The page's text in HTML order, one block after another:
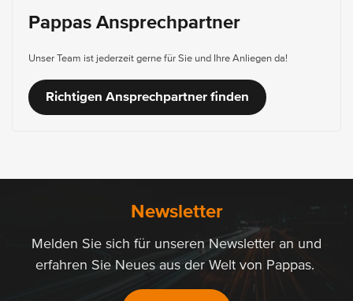
Pappas Ansprechpartner
Unser Team ist jederzeit gerne für Sie und Ihre Anliegen da!
Richtigen Ansprechpartner finden
Newsletter
Melden Sie sich für unseren Newsletter an und
erfahren Sie Neues aus der Welt von Pappas.